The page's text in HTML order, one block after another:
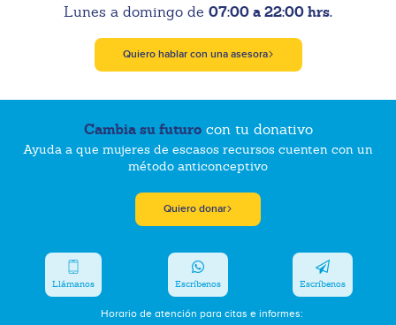
Lunes a domingo de 07:00 a 22:00 hrs.
Quiero hablar con una asesora
Cambia su futurocon tu donativo
Ayuda a que mujeres de escasos recursos cuenten con un
método anticonceptivo
Quiero donar
Horario de atención para citas e informes:
Llámanos Escríbenos Escríbenos